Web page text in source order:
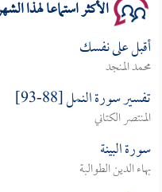
الأكثر استماعا لهذا
أقبل على نفسك
محمد المنجد
تفسير سورة النمل [88-93]
المنتصر الكتاني
سورة البينة
بهاء الدين الطوالبة